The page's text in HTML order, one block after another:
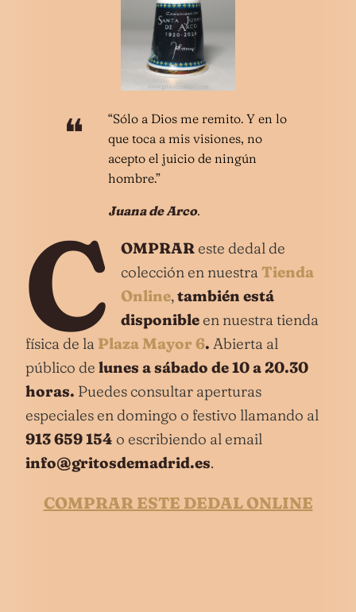
“Sólo a Dios me remito. Y en lo
que toca a mis visiones, no
acepto el juicio de ningún
hombre.”
Juana de Arco.
C OMPRAReste dedal de
colección en nuestraTienda
Online,también está
disponible en nuestra tienda
física de la Plaza Mayor 6. Abierta al
público de lunes a sábado de 10 a 20.30
horas. Puedes consultar aperturas
especiales en domingo o festivo llamando al
913 659 154 o escribiendo al email
info@gritosdemadrid.es.
COMPRAR ESTE DEDAL ONLINE